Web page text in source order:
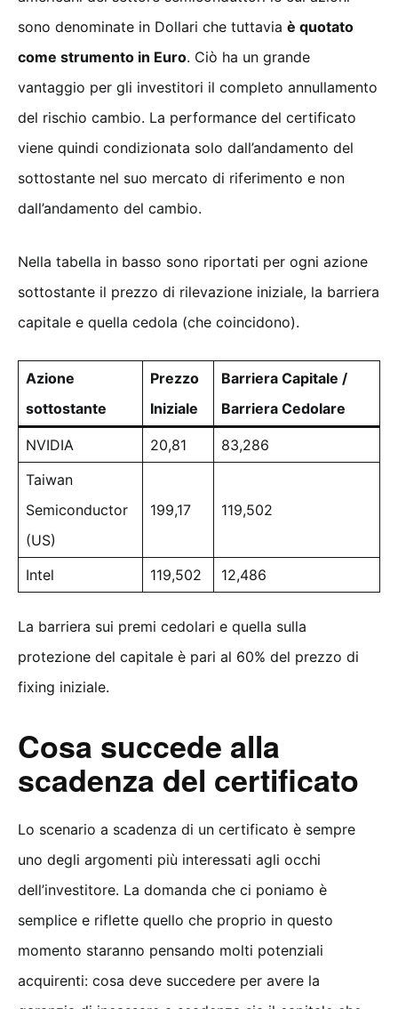
sono denominate in Dollari che tuttavia è quotato
come strumento in Euro. Ciò ha un grande
vantaggio per gli investitori il completo annullamento
del rischio cambio. La performance del certificato
viene quindi condizionata solo dall’andamento del
sottostante nel suo mercato di riferimento e non
dall’andamento del cambio.
Nella tabella in basso sono riportati per ogni azione
sottostante il prezzo di rilevazione iniziale, la barriera
capitale e quella cedola (che coincidono).
Azione
sottostante
Prezzo
Iniziale
Barriera Capitale /
Barriera Cedolare
NVIDIA 20,81
83,286
Taiwan
Semiconductor
(US)
199,17 119,502
Intel 119,502 12,486
La barriera sui premi cedolari e quella sulla
protezione del capitale è pari al 60% del prezzo di
fixing iniziale.
Cosa succede alla
scadenza del certificato
Lo scenario a scadenza di un certificato è sempre
uno degli argomenti più interessati agli occhi
dell’investitore. La domanda che ci poniamo è
semplice e riflette quello che proprio in questo
momento staranno pensando molti potenziali
acquirenti: cosa deve succedere per avere la